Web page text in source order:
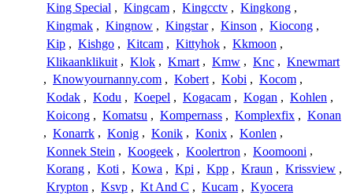
King Special , Kingcam , Kingcctv , Kingkong ,
Kingmak , Kingnow , Kingstar , Kinson , Kiocong ,
Kip , Kishgo , Kitcam , Kittyhok , Kkmoon ,
Klikaanklikuit , Klok , Kmart , Kmw , Knc , Knewmart
, Knowyournanny.com , Kobert , Kobi , Kocom ,
Kodak , Kodu , Koepel , Kogacam , Kogan , Kohlen ,
Koicong , Komatsu , Kompernass , Komplexfix , Konan
, Konarrk , Konig , Konik , Konix , Konlen ,
Konnek Stein , Koogeek , Koolertron , Koomooni ,
Korang , Koti , Kowa , Kpi , Kpp , Kraun , Krissview ,
Krypton , Ksvp , Kt And C , Kucam , Kyocera